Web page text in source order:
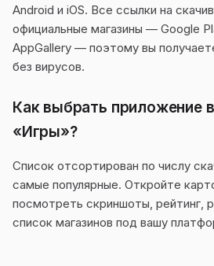
Android и iOS. Все ссылки на
официальные магазины — Google
AppGallery — поэтому вы
без вирусов.
Как выбрать приложение
«Игры»?
Список отсортирован по числу
самые популярные. Откройте
посмотреть скриншоты, рейтинг,
список магазинов под вашу